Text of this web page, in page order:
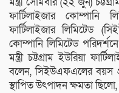
ফার্টিলাইজার কোম্পানি
ফার্টিলাইজার লিমিটেড
কোম্পানি লিমিটেড
মন্ত্রী চট্টগ্রাম ইউরিয়া
বলেন, সিইউএফএলের বয়স
স্থাপিত উৎপাদন ক্ষমতা